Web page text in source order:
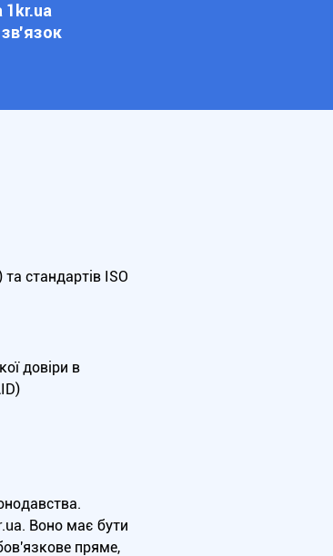
1kr.ua
стандартів ISO
довіри в
Воно має бути
пряме,